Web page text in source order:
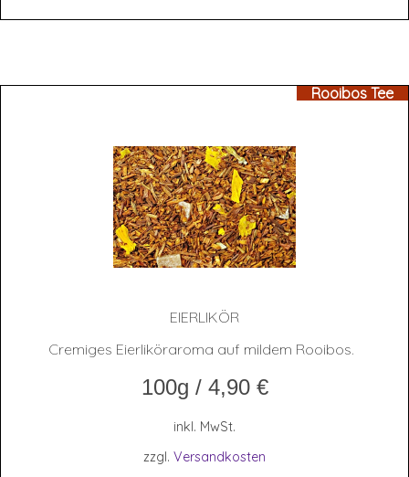
Rooibos Tee
EIER­LI­KÖR
Cremiges Eierliköraroma auf mildem Rooibos.
100g / 4,90 €
inkl. MwSt.
zzgl. Versandkosten